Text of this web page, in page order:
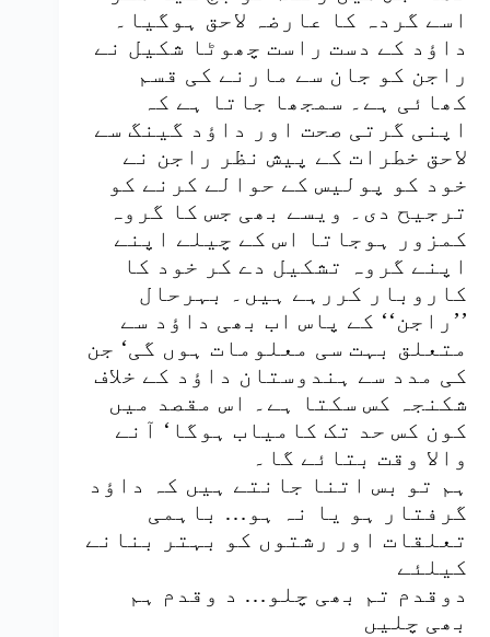
اسے گردہ کا عارضہ لاحق ہوگیا۔
داؤد کے دست راست چھوٹا شکیل نے
راجن کو جان سے مارنے کی قسم
کھائی ہے۔ سمجھا جاتا ہے کہ
اپنی گرتی صحت اور داؤد گینگ سے
لاحق خطرات کے پیش نظر راجن نے
خود کو پولیس کے حوالے کرنے کو
ترجیح دی۔ ویسے بھی جس کا گروہ
کمزور ہوجاتا اس کے چیلے اپنے
اپنے گروہ تشکیل دے کر خود کا
کاروبار کررہے ہیں۔ بہرحال
’’راجن‘‘ کے پاس اب بھی داؤد سے
متعلق بہت سی معلومات ہوں گی‘ جن
کی مدد سے ہندوستان داؤد کے خلاف
شکنجہ کس سکتا ہے۔ اس مقصد میں
کون کس حد تک کامیاب ہوگا‘ آنے
والا وقت بتائے گا۔
ہم تو بس اتنا جانتے ہیں کہ داؤد
گرفتار ہو یا نہ ہو… باہمی
تعلقات اور رشتوں کو بہتر بنانے
کیلئے
دوقدم تم بھی چلو… د وقدم ہم
بھی چلیں